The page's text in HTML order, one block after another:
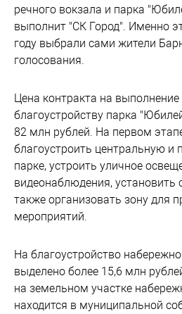
речного вокзала и парка
выполнит "СК Город". Именно
году выбрали сами жители
голосования.
Цена контракта на
благоустройству парка
82 млн рублей. На первом
благоустроить центральную и
парке, устроить уличное
видеонаблюдения, установить
также организовать зону для
мероприятий.
На благоустройство
выделено более 15,6 млн
на земельном участке
находится в муниципальной